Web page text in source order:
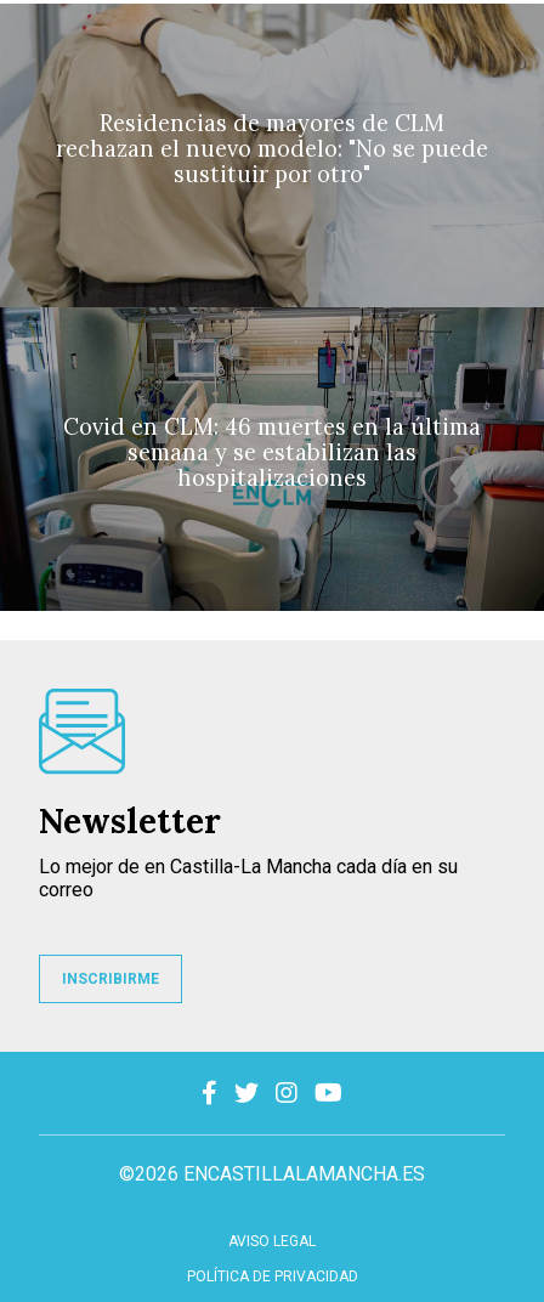
Residencias de mayores de CLM
rechazan el nuevo modelo: "No se puede
sustituir por otro"
Covid en CLM: 46 muertes en la última
semana y se estabilizan las
hospitalizaciones
©2026 ENCASTILLALAMANCHA.ES
AVISO LEGAL
POLÍTICA DE PRIVACIDAD
Newsletter
Lo mejor de en Castilla-La Mancha cada día en su
correo
INSCRIBIRME